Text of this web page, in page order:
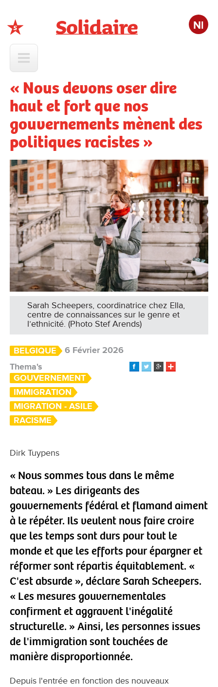
Nl
« Nous devons oser dire
haut et fort que nos
gouvernements mènent des
politiques racistes »
Sarah Scheepers, coordinatrice chez Ella,
centre de connaissances sur le genre et
l’ethnicité. (Photo Stef Arends)
BELGIQUE
6 Février 2026
Thema's
GOUVERNEMENT
IMMIGRATION
MIGRATION - ASILE
RACISME
Dirk Tuypens
« Nous sommes tous dans le même
bateau. » Les dirigeants des
gouvernements fédéral et flamand aiment
à le répéter. Ils veulent nous faire croire
que les temps sont durs pour tout le
monde et que les efforts pour épargner et
réformer sont répartis équitablement. «
C'est absurde », déclare Sarah Scheepers.
« Les mesures gouvernementales
confirment et aggravent l'inégalité
structurelle. » Ainsi, les personnes issues
de l'immigration sont touchées de
manière disproportionnée.
Depuis l'entrée en fonction des nouveaux